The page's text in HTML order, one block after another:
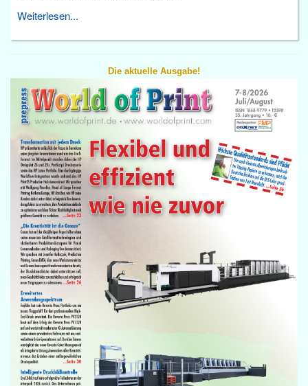
Weiterlesen...
Die aktuelle Ausgabe!